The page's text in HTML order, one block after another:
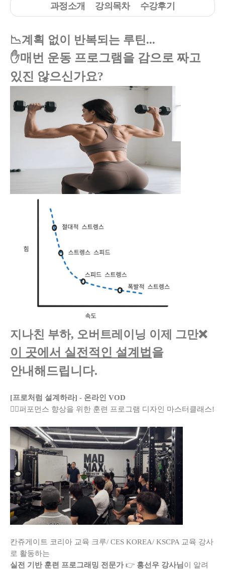
과정소개 강의목차 수강후기
📉계획 없이 반복되는 루틴...
✋매번 운동 프로그램을 감으로 짜고
있진 않으신가요?
지나친 부하, 오버트레이닝 이제 그만❌
이 곳에서 실전적인 설계법 을
안내해드립니다.
[프로처럼 설계하라] - 온라인 VOD
🏋️‍♂️퍼포먼스 향상을 위한 훈련 프로그램 디자인 마스터클래스!
칸쥬게이트 코리아 교육 크루/ CES KOREA/ KSCPA 교육 강사
로 활동하는
실전 기반 훈련 프로그래밍 전문가👉 홍선우 강사님 이 알려